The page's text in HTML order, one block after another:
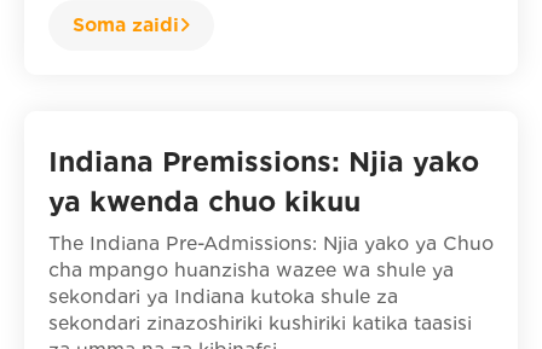
Soma zaidi
Indiana Premissions: Njia yako
ya kwenda chuo kikuu
The Indiana Pre-Admissions: Njia yako ya Chuo
cha mpango huanzisha wazee wa shule ya
sekondari ya Indiana kutoka shule za
sekondari zinazoshiriki kushiriki katika taasisi